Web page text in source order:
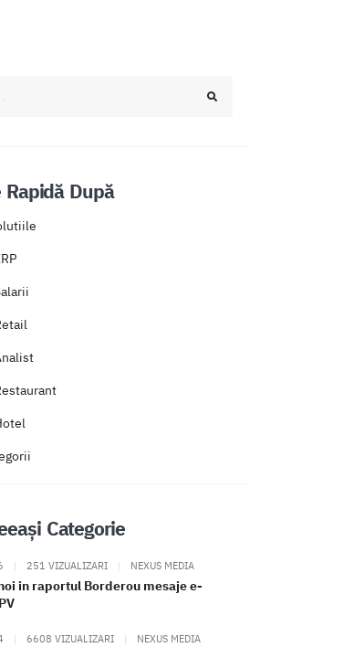
Rapidă După
Categorie
| 251 VIZUALIZARI | NEXUS MEDIA
in raportul Borderou mesaje e-
| 6608 VIZUALIZARI | NEXUS MEDIA